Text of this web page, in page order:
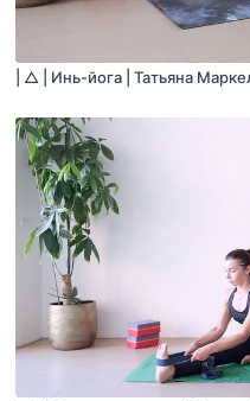
| △ | Инь-йога | Татьяна